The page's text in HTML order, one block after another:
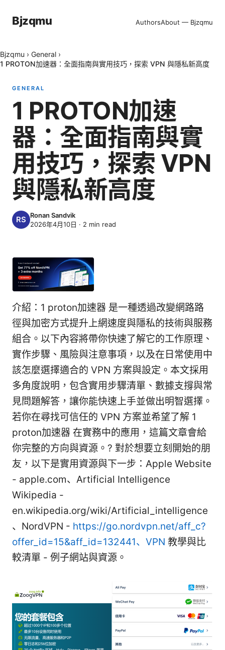
Bjzqmu AuthorsAbout — Bjzqmu
Bjzqmu › General ›
1 PROTON加速器：全面指南與實用技巧，探索 VPN 與隱私新高度
GENERAL
1 PROTON加速
器：全面指南與實
用技巧，探索 VPN
與隱私新高度
Ronan Sandvik
2026年4月10日 · 2 min read
介紹：1 proton加速器 是一種透過改變網路路
徑與加密方式提升上網速度與隱私的技術與服務
組合。以下內容將帶你快速了解它的工作原理、
實作步驟、風險與注意事項，以及在日常使用中
該怎麼選擇適合的 VPN 方案與設定。本文採用
多角度說明，包含實用步驟清單、數據支撐與常
見問題解答，讓你能快速上手並做出明智選擇。
若你在尋找可信任的 VPN 方案並希望了解 1
proton加速器 在實務中的應用，這篇文章會給
你完整的方向與資源。? 對於想要立刻開始的朋
友，以下是實用資源與下一步：Apple Website
- apple.com、Artificial Intelligence
Wikipedia -
en.wikipedia.org/wiki/Artificial_intelligence
、NordVPN - https://go.nordvpn.net/aff_c?
offer_id=15&aff_id=132441、VPN 教學與比
較清單 - 例子網站與資源。